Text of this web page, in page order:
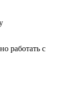
работать с